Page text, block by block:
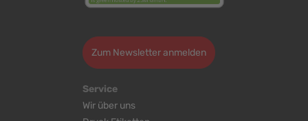
Zum Newsletter anmelden
Service
Wir über uns